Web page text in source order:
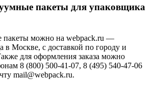
пакеты для упаковщика
пакеты можно на webpack.ru —
в Москве, с доставкой по городу и
для оформления заказа можно
8 (800) 500-41-07, 8 (495) 540-47-06
mail@webpack.ru.